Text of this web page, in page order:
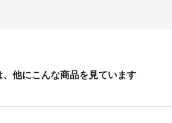
、他にこんな商品を見ています